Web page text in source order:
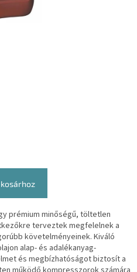
prémium minőségű, töltetlen
terveztekmegfelelnek a
követelményeinek. Kiváló
alap- és adalékanyag-
és megbízhatóságot biztosít a